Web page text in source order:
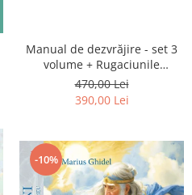
Manual de dezvrăjire - set 3
volume + Rugaciunile
Luceafarului de Dimineata -
Gratuit)
470,00 Lei
390,00 Lei
-10%